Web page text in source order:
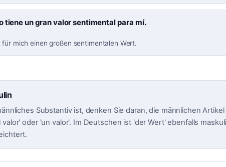
tiene un gran valor sentimental para mí.
für mich einen großen sentimentalen Wert.
Substantiv ist, denken Sie daran, die männlichen
oder 'un valor'. Im Deutschen ist 'der Wert' ebenfalls